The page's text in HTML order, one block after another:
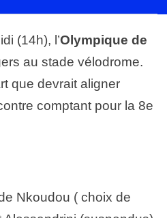
(14h), l’Olympique de
au stade vélodrome.
que devrait aligner
comptant pour la 8e
Nkoudou ( choix de